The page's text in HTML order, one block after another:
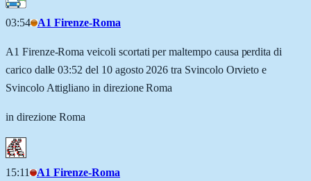
03:54 A1 Firenze-Roma
A1 Firenze-Roma veicoli scortati per maltempo causa perdita di
carico dalle 03:52 del 10 agosto 2026 tra Svincolo Orvieto e
Svincolo Attigliano in direzione Roma
in direzione Roma
15:11 A1 Firenze-Roma